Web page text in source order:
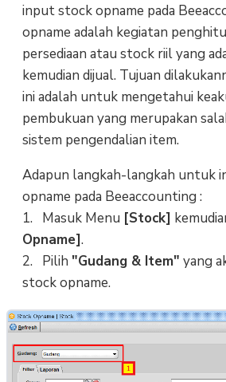
input stock opname pada
opname adalah kegiatan
persediaan atau stock riil yang
kemudian dijual. Tujuan
ini adalah untuk mengetahui
pembukuan yang merupakan
sistem pengendalian item.
Adapun langkah-langkah untuk
opname pada Beeaccounting :
1. Masuk Menu [Stock]
Opname].
2. Pilih "Gudang & Item" yang
stock opname.